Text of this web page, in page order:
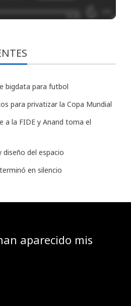
bigdata para futbol
para privatizar la Copa Mundial
a la FIDE y Anand toma el
del espacio
en silencio
aparecido mis